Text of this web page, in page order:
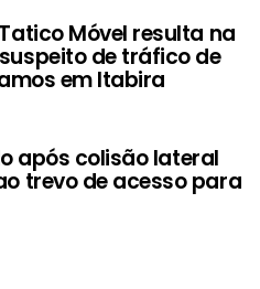
Móvel resulta na
de tráfico de
em Itabira
após colisão lateral
trevo de acesso para